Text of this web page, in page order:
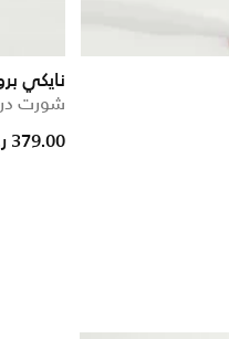
نايكي
شورت دراي-
379.00 ر.س